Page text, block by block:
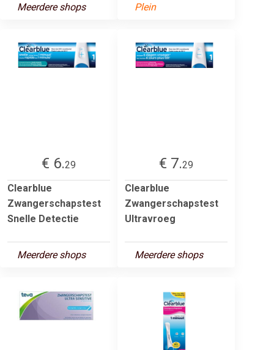
Meerdere shops Plein
€ 6.29
Clearblue
Zwangerschapstest
Snelle Detectie
Meerdere shops
€ 7.29
Clearblue
Zwangerschapstest
Ultravroeg
Meerdere shops